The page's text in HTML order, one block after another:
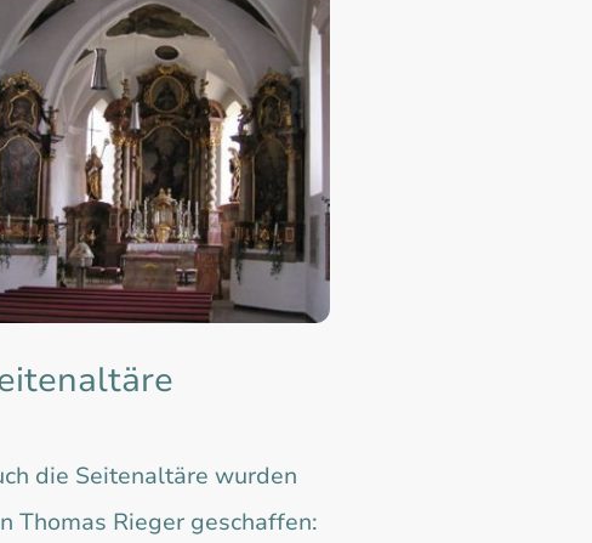
die Seitenaltäre wurden
Thomas Rieger geschaffen: